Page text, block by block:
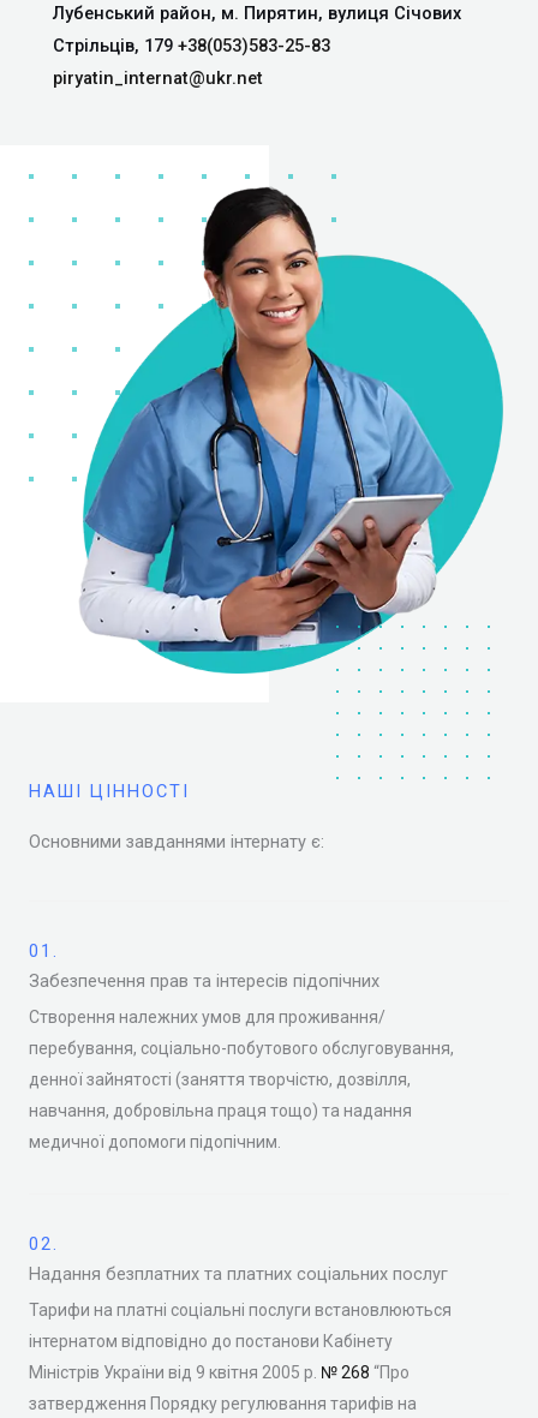
Лубенський район, м. Пирятин, вулиця Січових
Стрільців, 179 +38(053)583-25-83
piryatin_internat@ukr.net
НАШІ ЦІННОСТІ
Основними завданнями інтернату є:
01.
Забезпечення прав та інтересів підопічних
Створення належних умов для проживання/
перебування, соціально-побутового обслуговування,
денної зайнятості (заняття творчістю, дозвілля,
навчання, добровільна праця тощо) та надання
медичної допомоги підопічним.
02.
Надання безплатних та платних соціальних послуг
Тарифи на платні соціальні послуги встановлюються
інтернатом відповідно до постанови Кабінету
Міністрів України від 9 квітня 2005 р. № 268 “Про
затвердження Порядку регулювання тарифів на